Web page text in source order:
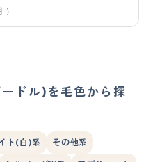
ドル)を毛色から探
ト(白)系 その他系